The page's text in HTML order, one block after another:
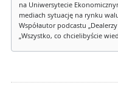
na Uniwersytecie
mediach sytuację na rynku
Współautor podcastu
„Wszystko, co chcielibyście